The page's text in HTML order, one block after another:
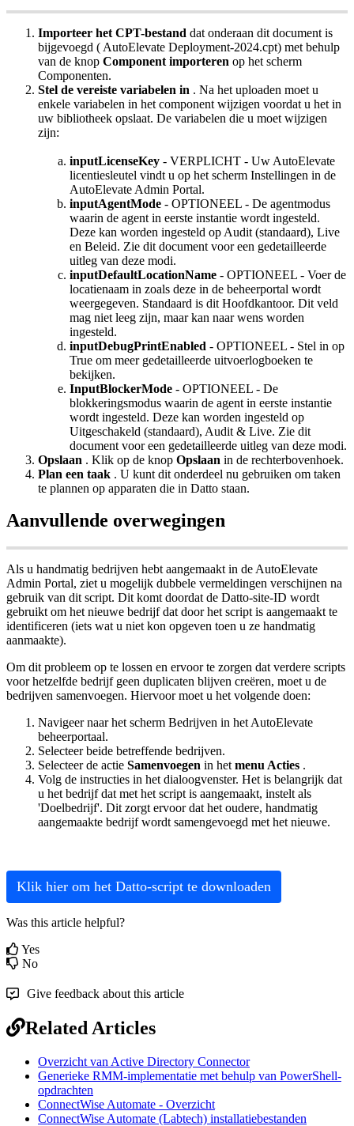
Importeer het CPT-bestand dat onderaan dit document is
bijgevoegd ( AutoElevate Deployment-2024.cpt) met behulp
van de knop Component importeren op het scherm
Componenten.
Stel de vereiste variabelen in . Na het uploaden moet u
enkele variabelen in het component wijzigen voordat u het in
uw bibliotheek opslaat. De variabelen die u moet wijzigen
zijn:
inputLicenseKey - VERPLICHT - Uw AutoElevate
licentiesleutel vindt u op het scherm Instellingen in de
AutoElevate Admin Portal.
inputAgentMode - OPTIONEEL - De agentmodus
waarin de agent in eerste instantie wordt ingesteld.
Deze kan worden ingesteld op Audit (standaard), Live
en Beleid. Zie dit document voor een gedetailleerde
uitleg van deze modi.
inputDefaultLocationName - OPTIONEEL - Voer de
locatienaam in zoals deze in de beheerportal wordt
weergegeven. Standaard is dit Hoofdkantoor. Dit veld
mag niet leeg zijn, maar kan naar wens worden
ingesteld.
inputDebugPrintEnabled - OPTIONEEL - Stel in op
True om meer gedetailleerde uitvoerlogboeken te
bekijken.
InputBlockerMode - OPTIONEEL - De
blokkeringsmodus waarin de agent in eerste instantie
wordt ingesteld. Deze kan worden ingesteld op
Uitgeschakeld (standaard), Audit & Live. Zie dit
document voor een gedetailleerde uitleg van deze modi.
Opslaan . Klik op de knop Opslaan in de rechterbovenhoek.
Plan een taak . U kunt dit onderdeel nu gebruiken om taken
te plannen op apparaten die in Datto staan.
Aanvullende overwegingen
Als u handmatig bedrijven hebt aangemaakt in de AutoElevate
Admin Portal, ziet u mogelijk dubbele vermeldingen verschijnen na
gebruik van dit script. Dit komt doordat de Datto-site-ID wordt
gebruikt om het nieuwe bedrijf dat door het script is aangemaakt te
identificeren (iets wat u niet kon opgeven toen u ze handmatig
aanmaakte).
Om dit probleem op te lossen en ervoor te zorgen dat verdere scripts
voor hetzelfde bedrijf geen duplicaten blijven creëren, moet u de
bedrijven samenvoegen. Hiervoor moet u het volgende doen:
Navigeer naar het scherm Bedrijven in het AutoElevate
beheerportaal.
Selecteer beide betreffende bedrijven.
Selecteer de actie Samenvoegen in het menu Acties .
Volg de instructies in het dialoogvenster. Het is belangrijk dat
u het bedrijf dat met het script is aangemaakt, instelt als
'Doelbedrijf'. Dit zorgt ervoor dat het oudere, handmatig
aangemaakte bedrijf wordt samengevoegd met het nieuwe.
Klik hier om het Datto-script te downloaden
Was this article helpful?
Yes
No
Give feedback about this article
Related Articles
Overzicht van Active Directory Connector
Generieke RMM-implementatie met behulp van PowerShell-
opdrachten
ConnectWise Automate - Overzicht
ConnectWise Automate (Labtech) installatiebestanden